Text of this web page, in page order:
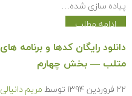
پیاده سازی شده…
ادامه مطلب
متلب — بخش چهارم
۲۲ فروردین ۱۳۹۴ توسط مریم دانیالی